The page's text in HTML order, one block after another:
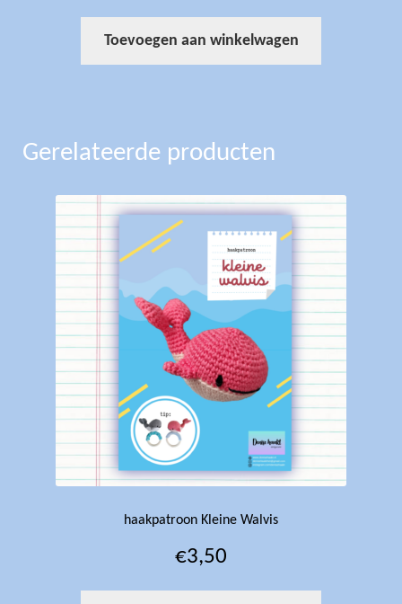
Toevoegen aan winkelwagen
Gerelateerde producten
haakpatroon Kleine Walvis
€3,50